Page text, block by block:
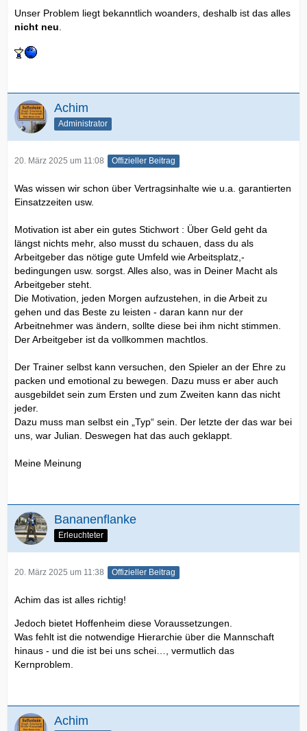
Unser Problem liegt bekanntlich woanders, deshalb ist das alles
nicht neu
Achim
Administrator
20. März 2025 um 11:08 Offizieller Beitrag
Was wissen wir schon über Vertragsinhalte wie u.a. garantierten
Einsatzzeiten usw.
Motivation ist aber ein gutes Stichwort : Über Geld geht da
längst nichts mehr, also musst du schauen, dass du als
Arbeitgeber das nötige gute Umfeld wie Arbeitsplatz,-
bedingungen usw. sorgst. Alles also, was in Deiner Macht als
Arbeitgeber steht.
Die Motivation, jeden Morgen aufzustehen, in die Arbeit zu
gehen und das Beste zu leisten - daran kann nur der
Arbeitnehmer was ändern, sollte diese bei ihm nicht stimmen.
Der Arbeitgeber ist da vollkommen machtlos.
Der Trainer selbst kann versuchen, den Spieler an der Ehre zu
packen und emotional zu bewegen. Dazu muss er aber auch
ausgebildet sein zum Ersten und zum Zweiten kann das nicht
jeder.
Dazu muss man selbst ein „Typ“ sein. Der letzte der das war bei
uns, war Julian. Deswegen hat das auch geklappt.
Meine Meinung
Bananenflanke
Erleuchteter
20. März 2025 um 11:38 Offizieller Beitrag
Achim das ist alles richtig!
Jedoch bietet Hoffenheim diese Voraussetzungen.
Was fehlt ist die notwendige Hierarchie über die Mannschaft
hinaus - und die ist bei uns schei…, vermutlich das
Kernproblem.
Achim